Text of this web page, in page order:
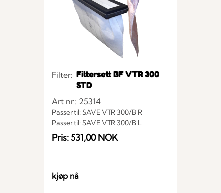
Filter: Filtersett BF VTR 300
STD
Art nr.: 25314
Passer til: SAVE VTR 300/B R
Passer til: SAVE VTR 300/B L
Pris: 531,00 NOK
kjøp nå